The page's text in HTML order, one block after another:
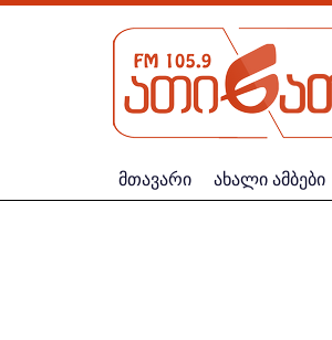
მთავარი ახალი ამბები